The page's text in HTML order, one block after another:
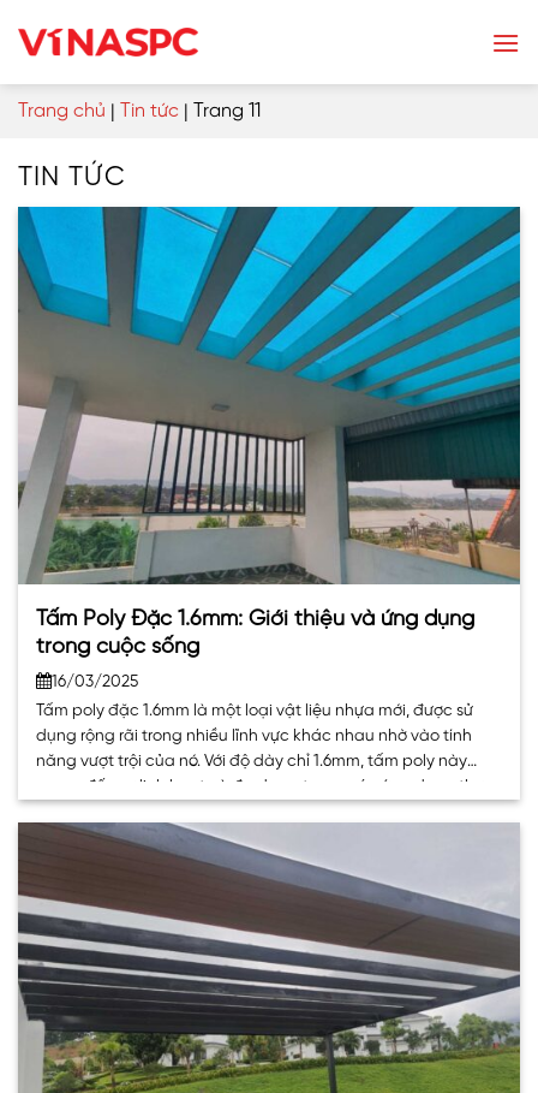
Trang chủ | Tin tức | Trang 11
TIN TỨC
Tấm Poly Đặc 1.6mm: Giới thiệu và ứng dụng
trong cuộc sống
16/03/2025
Tấm poly đặc 1.6mm là một loại vật liệu nhựa mới, được sử
dụng rộng rãi trong nhiều lĩnh vực khác nhau nhờ vào tính
năng vượt trội của nó. Với độ dày chỉ 1.6mm, tấm poly này
mang đến sự linh hoạt và đa dạng trong các ứng dụng thực